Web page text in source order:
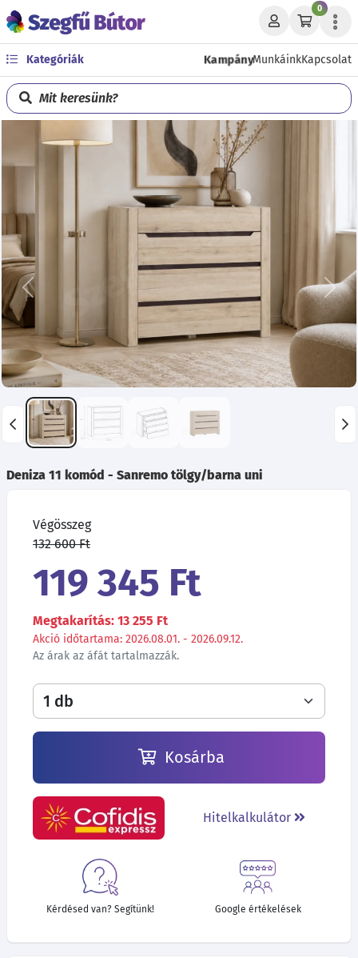
0
Kategóriák KampányMunkáinkKapcsolat
Mit keresünk?
Előző
Deniza 11 komód - Sanremo tölgy/barna uni
Végösszeg
132 600 Ft
119 345 Ft
Megtakarítás: 13 255 Ft
Akció időtartama: 2026.08.01. - 2026.09.12.
Az árak az áfát tartalmazzák.
Kosárba
Hitelkalkulátor
Kérdésed van? Segítünk! Google értékelések